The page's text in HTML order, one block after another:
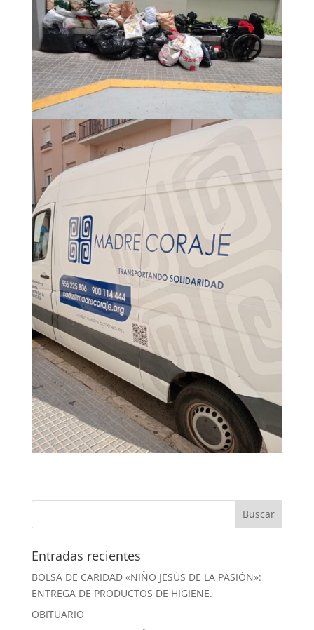
Entradas recientes
BOLSA DE CARIDAD «NIÑO JESÚS DE LA PASIÓN»:
ENTREGA DE PRODUCTOS DE HIGIENE.
OBITUARIO